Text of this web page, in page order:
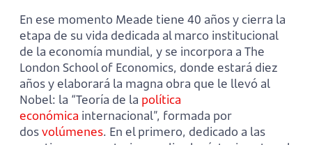
En ese momento Meade tiene 40 años y cierra la
etapa de su vida dedicada al marco institu­cional
de la economía mundial, y se incorpora a The
London School of Economics, donde estará diez
años y elaborará la magna obra que le llevó al
Nobel: la “Teoría de la política
económica internacional”, for­mada por
dosvolúmenes. En el primero, dedicado a las